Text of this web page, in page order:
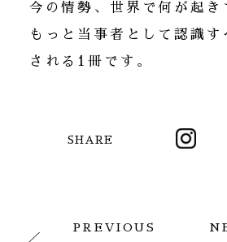
今の情勢、世界で何が起き
もっと当事者として認識す
される1冊です。
SHARE
PREVIOUS